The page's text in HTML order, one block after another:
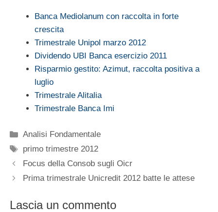
Banca Mediolanum con raccolta in forte
crescita
Trimestrale Unipol marzo 2012
Dividendo UBI Banca esercizio 2011
Risparmio gestito: Azimut, raccolta positiva a
luglio
Trimestrale Alitalia
Trimestrale Banca Imi
Categorie
Analisi Fondamentale
Tag
primo trimestre 2012
Focus della Consob sugli Oicr
Prima trimestrale Unicredit 2012 batte le attese
Lascia un commento